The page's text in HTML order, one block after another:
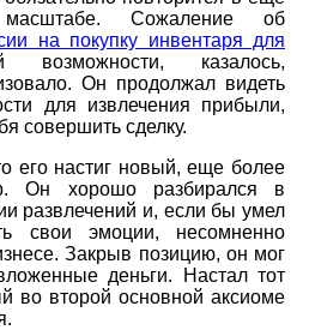
Сожаление об
на покупку инвентаря для
возможности, казалось,
Он продолжал видеть
для извлечения прибыли,
совершить сделку.
его настиг новый, еще более
Он хорошо разбирался в
развлечений и, если бы умел
свои эмоции, несомненно
Закрыв позицию, он мог
деньги. Настал тот
во второй основной аксиоме